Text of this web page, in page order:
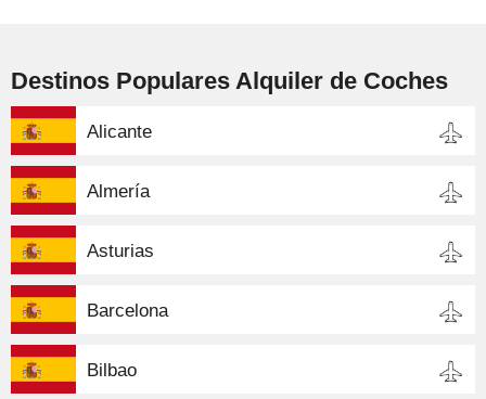
Destinos Populares Alquiler de Coches
Alicante
Almería
Asturias
Barcelona
Bilbao